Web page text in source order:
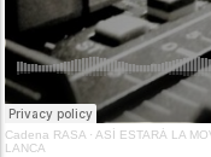
Cadena RASA ·ASÍ ESTARÁ LA
LANCA